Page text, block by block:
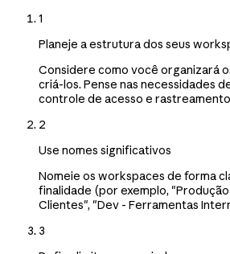
1
Planeje a estrutura dos seus
Considere como você organizará
criá-los. Pense nas necessidades
controle de acesso e
2
Use nomes significativos
Nomeie os workspaces de forma
finalidade (por exemplo,
Clientes", "Dev - Ferramentas
3